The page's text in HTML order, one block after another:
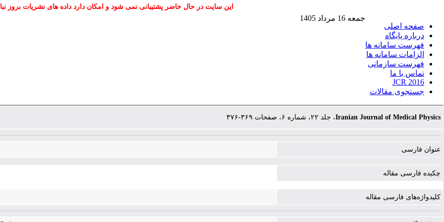
این سایت در حال حاضر پشتیبانی نمی شود و امکان دارد داده های نشریات بروز
صفحه اصلی
درباره پایگاه
فهرست سامانه ها
الزامات سامانه ها
فهرست سازمانی
تماس با ما
JCR 2016
جستجوی مقالات
جمعه 16 مرداد 1405
Iranian Journal of Medical Physics، جلد ۲۲، شماره ۶، صفحات ۳۶۹-۳۷۶
عنوان فارسی
چکیده فارسی مقاله
کلیدواژه‌های فارسی مقاله